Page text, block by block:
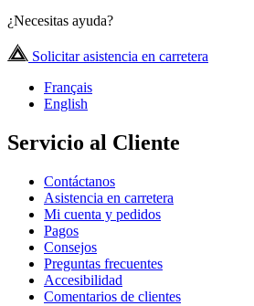
¿Necesitas ayuda?
Solicitar asistencia en carretera
Français
English
Servicio al Cliente
Contáctanos
Asistencia en carretera
Mi cuenta y pedidos
Pagos
Consejos
Preguntas frecuentes
Accesibilidad
Comentarios de clientes